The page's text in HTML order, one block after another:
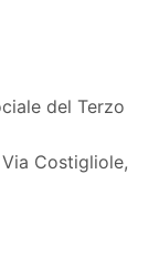
del Terzo
Costigliole,